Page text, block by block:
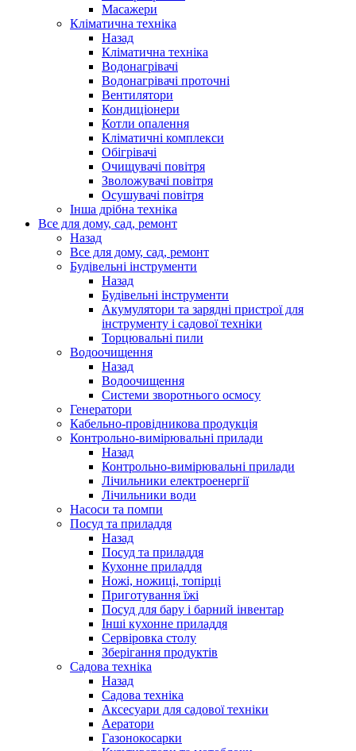
Масажери
Кліматична техніка
Назад
Кліматична техніка
Водонагрівачі
Водонагрівачі проточні
Вентилятори
Кондиціонери
Котли опалення
Кліматичні комплекси
Обігрівачі
Очищувачі повітря
Зволожувачі повітря
Осушувачі повітря
Інша дрібна техніка
Все для дому, сад, ремонт
Назад
Все для дому, сад, ремонт
Будівельні інструменти
Назад
Будівельні інструменти
Акумулятори та зарядні пристрої для
інструменту і садової техніки
Торцювальні пили
Водоочищення
Назад
Водоочищення
Системи зворотнього осмосу
Генератори
Кабельно-провідникова продукція
Контрольно-вимірювальні прилади
Назад
Контрольно-вимірювальні прилади
Лічильники електроенергії
Лічильники води
Насоси та помпи
Посуд та приладдя
Назад
Посуд та приладдя
Кухонне приладдя
Ножі, ножиці, топірці
Приготування їжі
Посуд для бару і барний інвентар
Інші кухонне приладдя
Сервіровка столу
Зберігання продуктів
Садова техніка
Назад
Садова техніка
Аксесуари для садової техніки
Аератори
Газонокосарки